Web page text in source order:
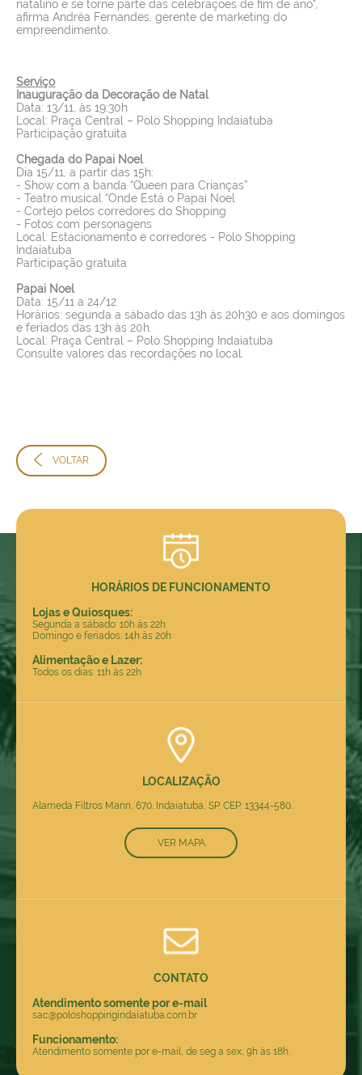
natalino e se torne parte das celebrações de fim de ano",
afirma Andréa Fernandes, gerente de marketing do
empreendimento.
Serviço
Inauguração da Decoração de Natal
Data: 13/11, às 19:30h
Local: Praça Central – Polo Shopping Indaiatuba
Participação gratuita
Chegada do Papai Noel
Dia 15/11, a partir das 15h:
- Show com a banda “Queen para Crianças”
- Teatro musical “Onde Está o Papai Noel
- Cortejo pelos corredores do Shopping
- Fotos com personagens
Local: Estacionamento e corredores - Polo Shopping
Indaiatuba
Participação gratuita
Papai Noel
Data: 15/11 a 24/12
Horários:segunda a sábado das 13h às 20h30 e aos domingos
e feriados das 13h às 20h.
Local: Praça Central – Polo Shopping Indaiatuba
Consulte valores das recordações no local.
VOLTAR
HORÁRIOS DE FUNCIONAMENTO
Lojas e Quiosques:
Segunda a sábado: 10h às 22h
Domingo e feriados: 14h às 20h
Alimentação e Lazer:
Todos os dias: 11h às 22h
LOCALIZAÇÃO
Alameda Filtros Mann, 670. Indaiatuba, SP. CEP: 13344-580.
VER MAPA
CONTATO
Atendimento somente por e-mail
sac@poloshoppingindaiatuba.com.br
Funcionamento:
Atendimento somente por e-mail, de seg a sex, 9h às 18h.